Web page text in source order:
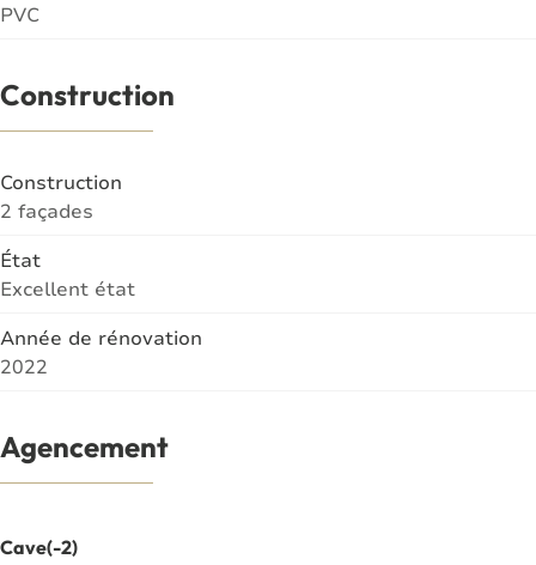
PVC
Construction
Construction
2 façades
État
Excellent état
Année de rénovation
2022
Agencement
Cave(-2)